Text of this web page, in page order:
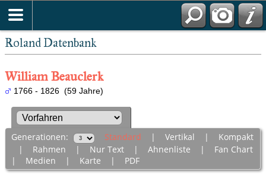
Roland Datenbank
William Beauclerk
1766 - 1826 (59 Jahre)
Generationen: Standard | Vertikal | Kompakt
| Rahmen | Nur Text| Ahnenliste | Fan Chart
| Medien | Karte | PDF